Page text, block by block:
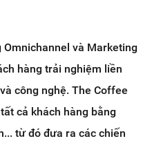
và Marketing
hàng trải nghiệm liền
công nghệ. The Coffee
cả khách hàng bằng
từ đó đưa ra các chiến